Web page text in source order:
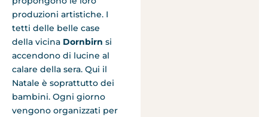
produzioni artistiche. I
tetti delle belle case
della vicina Dornbirn si
accendono di lucine al
calare della sera. Qui il
Natale è soprattutto dei
bambini. Ogni giorno
vengono organizzati per